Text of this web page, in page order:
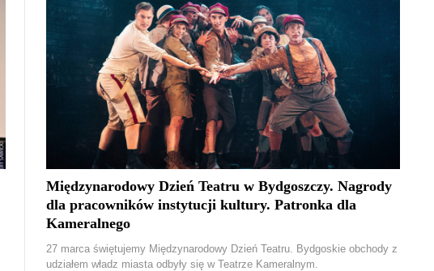
Międzynarodowy Dzień Teatru w Bydgoszczy. Nagrody
dla pracowników instytucji kultury. Patronka dla
Kameralnego
27 marca świętujemy Międzynarodowy Dzień Teatru. Bydgoskie obchody z
udziałem władz miasta odbyły się w Teatrze Kameralnym.